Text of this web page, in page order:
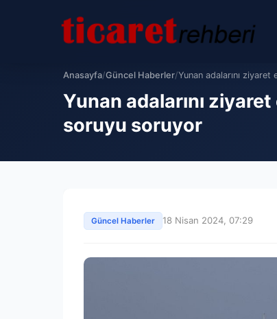
Anasayfa/Güncel Haberler/Yunan adalarını
Yunan adalarını
soruyu soruyor
Güncel Haberler 18 Nisan 2024, 07:29